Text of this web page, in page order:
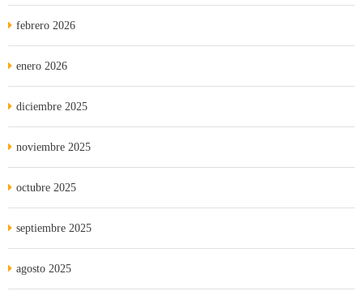
febrero 2026
enero 2026
diciembre 2025
noviembre 2025
octubre 2025
septiembre 2025
agosto 2025